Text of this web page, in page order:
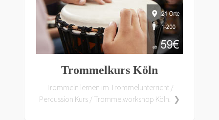
Trommelkurs Köln
Trommeln lernen im Trommelunterricht /
Percussion Kurs / Trommelworkshop Köln. ❯